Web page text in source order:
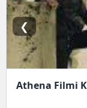
Athena Filmi
❮